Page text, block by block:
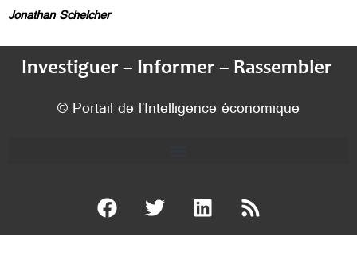
Jonathan Schelcher
Investiguer – Informer – Rassembler
© Portail de l’Intelligence économique